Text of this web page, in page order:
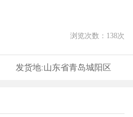
浏览次数： 138次
发货地:山东省青岛城阳区